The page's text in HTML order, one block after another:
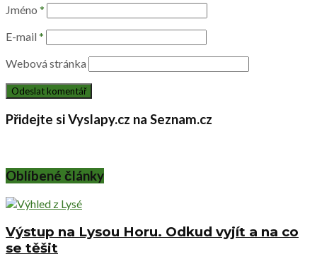
Jméno *
E-mail *
Webová stránka
Přidejte si Vyslapy.cz na Seznam.cz
Oblíbené články
Výstup na Lysou Horu. Odkud vyjít a na co
se těšit